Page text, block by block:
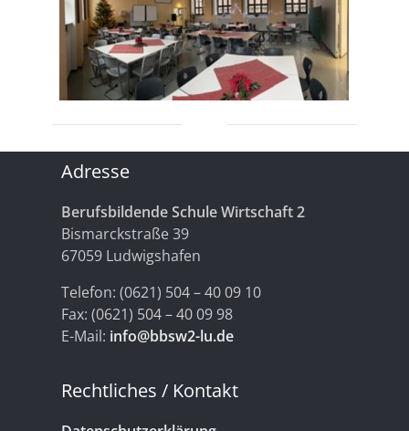
Adresse
Berufsbildende Schule Wirtschaft 2
Bismarckstraße 39
67059 Ludwigshafen
Telefon: (0621) 504 – 40 09 10
Fax: (0621) 504 – 40 09 98
E-Mail: info@bbsw2-lu.de
Rechtliches / Kontakt